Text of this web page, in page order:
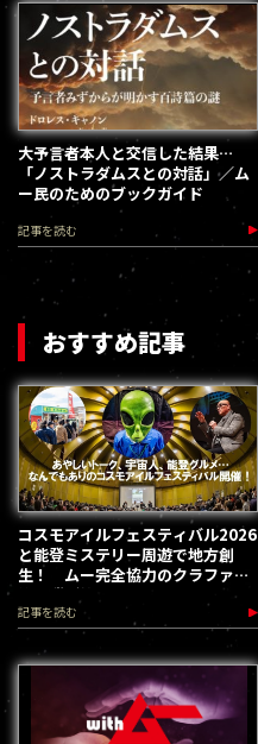
大予言者本人と交信した結果…
「ノストラダムスとの対話」／ム
ー民のためのブックガイド
記事を読む
おすすめ記事
コスモアイルフェスティバル2026
と能登ミステリー周遊で地方創
生！ ムー完全協力のクラファン
第３弾が始動
記事を読む